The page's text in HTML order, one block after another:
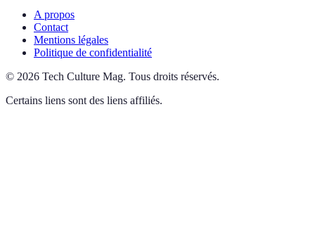
A propos
Contact
Mentions légales
Politique de confidentialité
© 2026 Tech Culture Mag. Tous droits réservés.
Certains liens sont des liens affiliés.